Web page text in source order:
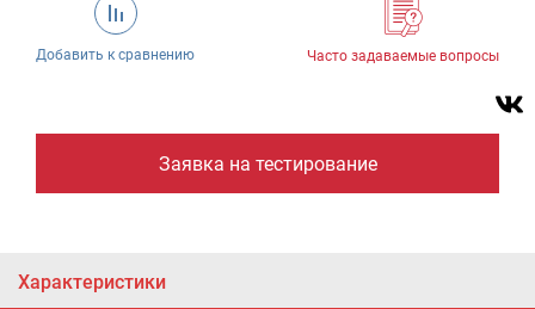
Добавить к сравнению Часто задаваемые вопросы
Заявка на тестирование
Характеристики